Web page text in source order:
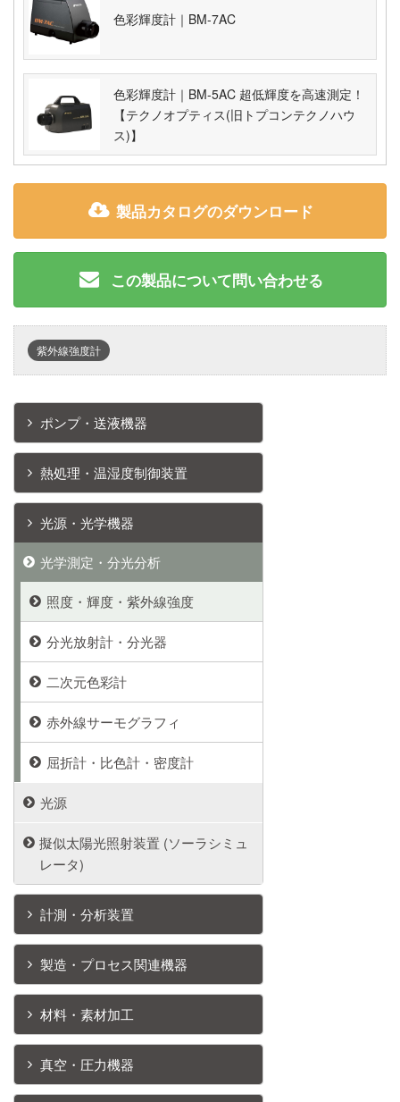
色彩輝度計｜BM-7AC
色彩輝度計｜BM-5AC 超低輝度を高速測定！
【テクノオプティス(旧トプコンテクノハウ
ス)】
製品カタログのダウンロード
この製品について問い合わせる
紫外線強度計
ポンプ・送液機器
熱処理・温湿度制御装置
光源・光学機器
光学測定・分光分析
照度・輝度・紫外線強度
分光放射計・分光器
二次元色彩計
赤外線サーモグラフィ
屈折計・比色計・密度計
光源
擬似太陽光照射装置 (ソーラシミュ
レータ)
計測・分析装置
製造・プロセス関連機器
材料・素材加工
真空・圧力機器